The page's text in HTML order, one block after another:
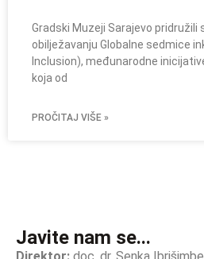
Gradski Muzeji Sarajevo pridružili
obilježavanju Globalne sedmice
Inclusion), međunarodne
koja od
PROČITAJ VIŠE »
Javite nam se...